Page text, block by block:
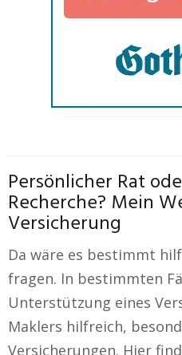
Persönlicher Rat
Recherche? Mein
Versicherung
Da wäre es bestimmt
fragen. In bestimmten
Unterstützung eines
Maklers hilfreich,
Versicherungen. Hier